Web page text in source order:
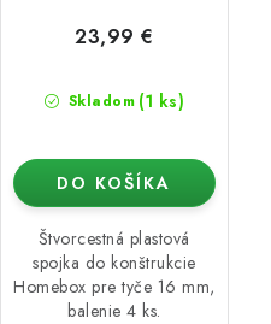
Skladom (1 ks)
23,99 €
DO KOŠÍKA
Štvorcestná plastová
spojka do konštrukcie
Homebox pre tyče 16 mm,
balenie 4 ks.